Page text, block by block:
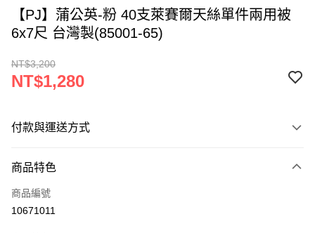
【PJ】蒲公英-粉 40支萊賽爾天絲單件兩用被
6x7尺 台灣製(85001-65)
NT$3,200
NT$1,280
付款與運送方式
信用卡一次付款
LINE Pay
商品特色
商品編號
10671011